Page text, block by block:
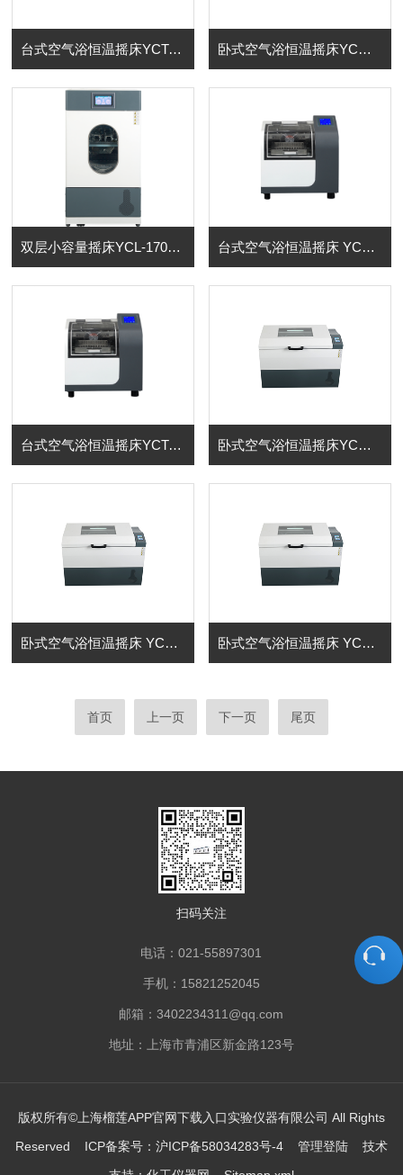
台式空气浴恒温摇床YCT-80B（制冷型） 卧式空气浴恒温摇床YCW-160B (制冷型）
双层小容量摇床YCL-170B（制冷型） 台式空气浴恒温摇床 YCT-50A
台式空气浴恒温摇床YCT-20A 卧式空气浴恒温摇床YCW-280B（制冷型）
卧式空气浴恒温摇床 YCW-130B(制冷型） 卧式空气浴恒温摇床 YCW-130A
首页 上一页 下一页 尾页
扫码关注
电话：021-55897301
手机：15821252045
邮箱：3402234311@qq.com
地址：上海市青浦区新金路123号
版权所有©上海榴莲APP官网下载入口实验仪器有限公司 All Rights
Reserved ICP备案号： 沪ICP备58034283号-4 管理登陆技术